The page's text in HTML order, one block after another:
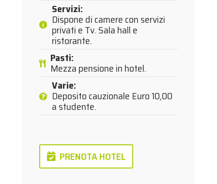
Servizi:
Dispone di camere con servizi
privati e Tv. Sala hall e
ristorante.
Pasti:
Mezza pensione in hotel.
Varie:
Deposito cauzionale Euro 10,00
a studente.
PRENOTA HOTEL